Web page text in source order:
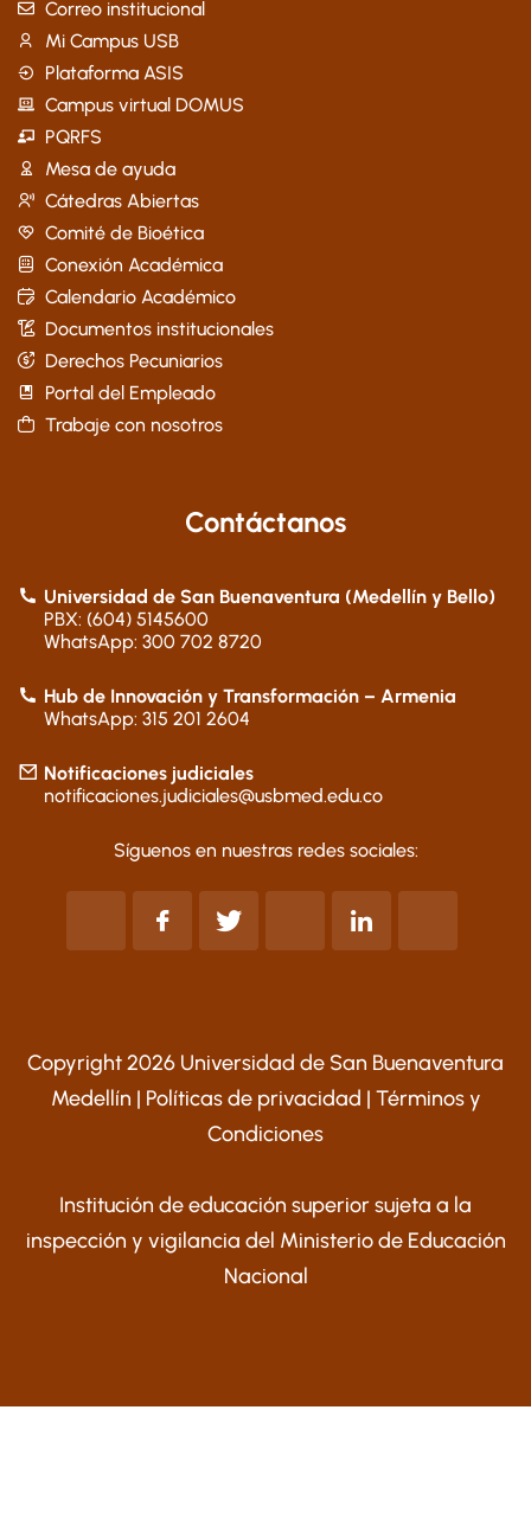
Correo institucional
Mi Campus USB
Plataforma ASIS
Campus virtual DOMUS
PQRFS
Mesa de ayuda
Cátedras Abiertas
Comité de Bioética
Conexión Académica
Calendario Académico
Documentos institucionales
Derechos Pecuniarios
Portal del Empleado
Trabaje con nosotros
Contáctanos
Universidad de San Buenaventura (Medellín y Bello)
PBX: (604) 5145600
WhatsApp: 300 702 8720
Hub de Innovación y Transformación – Armenia
WhatsApp: 315 201 2604
Notificaciones judiciales
notificaciones.judiciales@usbmed.edu.co
Síguenos en nuestras redes sociales:
Copyright 2026 Universidad de San Buenaventura
Medellín | Políticas de privacidad | Términos y
Condiciones
Institución de educación superior sujeta a la
inspección y vigilancia del Ministerio de Educación
Nacional